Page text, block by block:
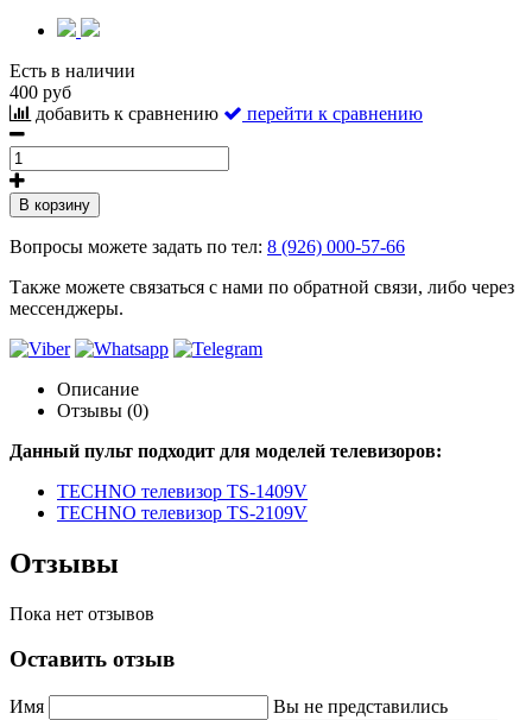
Есть в наличии
400 руб
добавить к сравнению
перейти к сравнению
В корзину
Вопросы можете задать по тел: 8 (926) 000-57-66
Также можете связаться с нами по обратной связи, либо через
мессенджеры.
Описание
Отзывы (0)
Данный пульт подходит для моделей телевизоров:
TECHNO телевизор TS-1409V
TECHNO телевизор TS-2109V
Отзывы
Пока нет отзывов
Оставить отзыв
Имя
Вы не представились